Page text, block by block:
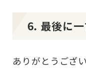
6. 最後に
ありがとうござ